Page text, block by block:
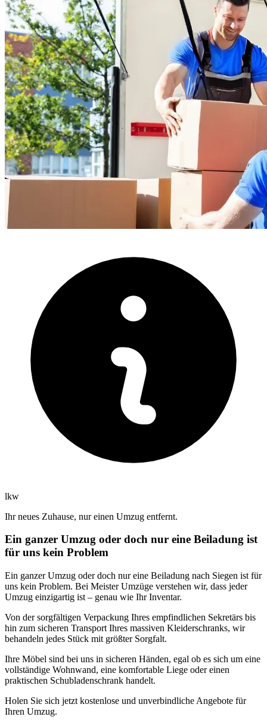
lkw
Ihr neues Zuhause, nur einen Umzug entfernt.
Ein ganzer Umzug oder doch nur eine Beiladung ist
für uns kein Problem
Ein ganzer Umzug oder doch nur eine Beiladung nach Siegen ist für
uns kein Problem. Bei Meister Umzüge verstehen wir, dass jeder
Umzug einzigartig ist – genau wie Ihr Inventar.
Von der sorgfältigen Verpackung Ihres empfindlichen Sekretärs bis
hin zum sicheren Transport Ihres massiven Kleiderschranks, wir
behandeln jedes Stück mit größter Sorgfalt.
Ihre Möbel sind bei uns in sicheren Händen, egal ob es sich um eine
vollständige Wohnwand, eine komfortable Liege oder einen
praktischen Schubladenschrank handelt.
Holen Sie sich jetzt kostenlose und unverbindliche Angebote für
Ihren Umzug.